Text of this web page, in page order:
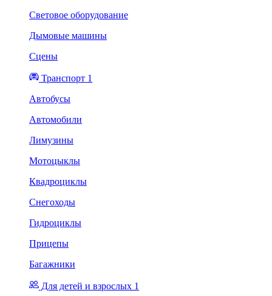
Световое оборудование
Дымовые машины
Сцены
Транспорт 1
Автобусы
Автомобили
Лимузины
Мотоцыклы
Квадроциклы
Снегоходы
Гидроциклы
Прицепы
Багажники
Для детей и взрослых 1